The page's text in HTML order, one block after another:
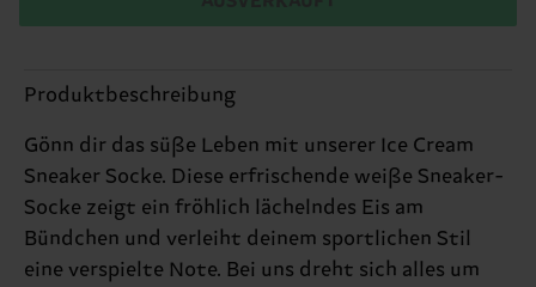
Produktbeschreibung
Gönn dir das süße Leben mit unserer Ice Cream
Sneaker Socke. Diese erfrischende weiße Sneaker-
Socke zeigt ein fröhlich lächelndes Eis am
Bündchen und verleiht deinem sportlichen Stil
eine verspielte Note. Bei uns dreht sich alles um